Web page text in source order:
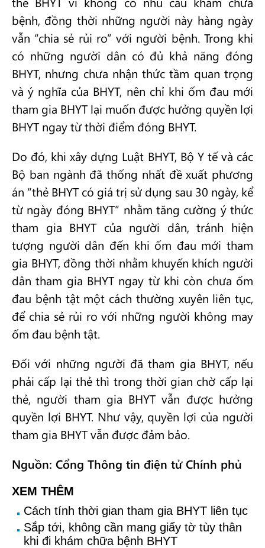
bệnh, đồng thời những người này hàng ngày
vẫn “chia sẻ rủi ro” với người bệnh. Trong khi
có những người dân có đủ khả năng đóng
BHYT, nhưng chưa nhận thức tầm quan trọng
và ý nghĩa của BHYT, nên chỉ khi ốm đau mới
tham gia BHYT lại muốn được hưởng quyền lợi
BHYT ngay từ thời điểm đóng BHYT.
Do đó, khi xây dựng Luật BHYT, Bộ Y tế và các
Bộ ban ngành đã thống nhất đề xuất phương
án “thẻ BHYT có giá trị sử dụng sau 30 ngày, kể
từ ngày đóng BHYT” nhằm tăng cường ý thức
tham gia BHYT của người dân, tránh hiện
tượng người dân đến khi ốm đau mới tham
gia BHYT, đồng thời nhằm khuyến khích người
dân tham gia BHYT ngay từ khi còn chưa ốm
đau bệnh tật một cách thường xuyên liên tục,
để chia sẻ rủi ro với những người không may
ốm đau bệnh tật.
Đối với những người đã tham gia BHYT, nếu
phải cấp lại thẻ thì trong thời gian chờ cấp lại
thẻ, người tham gia BHYT vẫn được hưởng
quyền lợi BHYT. Như vậy, quyền lợi của người
tham gia BHYT vẫn được đảm bảo.
Nguồn: Cổng Thông tin điện tử Chính phủ
XEM THÊM
Cách tính thời gian tham gia BHYT liên tục
Sắp tới, không cần mang giấy tờ tùy thân
khi đi khám chữa bệnh BHYT